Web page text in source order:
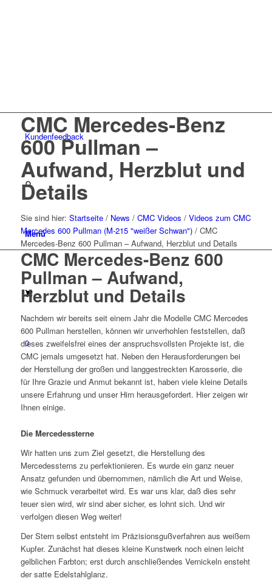
Kundenfeedback
Menü
0
CMC Mercedes-Benz
600 Pullman –
Aufwand, Herzblut und
Details
Sie sind hier: Startseite / News / CMC Videos / Videos zum CMC
Mercedes 600 Pullman (M-215 "weißer Schwan") / CMC
Mercedes-Benz 600 Pullman – Aufwand, Herzblut und Details
CMC Mercedes-Benz 600
Pullman – Aufwand,
Herzblut und Details
Nachdem wir bereits seit einem Jahr die Modelle CMC Mercedes
600 Pullman herstellen, können wir unverhohlen feststellen, daß
dieses zweifelsfrei eines der anspruchsvollsten Projekte ist, die
CMC jemals umgesetzt hat. Neben den Herausforderungen bei
der Herstellung der großen und langgestreckten Karosserie, die
für Ihre Grazie und Anmut bekannt ist, haben viele kleine Details
unsere Erfahrung und unser Hirn herausgefordert. Hier zeigen wir
Ihnen einige.
Die Mercedessterne
Wir hatten uns zum Ziel gesetzt, die Herstellung des
Mercedessterns zu perfektionieren. Es wurde ein ganz neuer
Ansatz gefunden und übernommen, nämlich die Art und Weise,
wie Schmuck verarbeitet wird. Es war uns klar, daß dies sehr
teuer sien wird, wir sind aber sicher, es lohnt sich. Und wir
verfolgen diesen Weg weiter!
Der Stern selbst entsteht im Präzisionsgußverfahren aus weißem
Kupfer. Zunächst hat dieses kleine Kunstwerk noch einen leicht
gelblichen Farbton; erst durch anschließendes Vernickeln ensteht
der satte Edelstahlglanz.